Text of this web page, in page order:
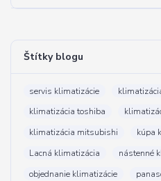
Štítky blogu
servis klimatizácie
klimatizácia toshiba
klimatizácia mitsubishi
kúpa
Lacná klimatizácia
nástenné
objednanie klimatizácie